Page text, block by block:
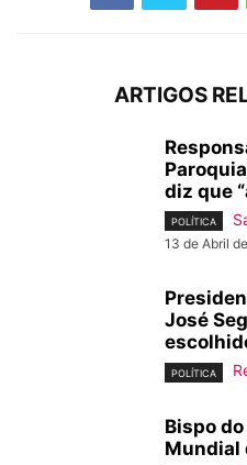
ARTIGOS
diz que
POLÍTICA
13 de Abril
José
POLÍTICA
Bispo
Mundial